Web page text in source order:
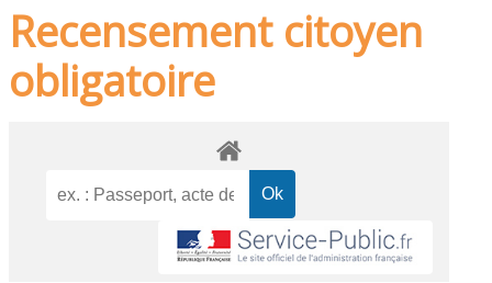
Recensement citoyen
obligatoire